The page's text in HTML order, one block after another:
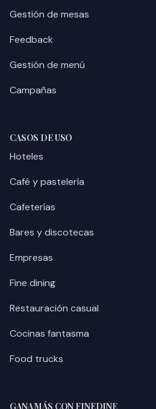
Gestión de mesas
Feedback
Gestión de menú
Campañas
CASOS DE USO
Hoteles
Café y pastelería
Cafeterías
Bares y discotecas
Empresas
Fine dining
Restauración casual
Cocinas fantasma
Food trucks
GANA MÁS CON FINEDINE